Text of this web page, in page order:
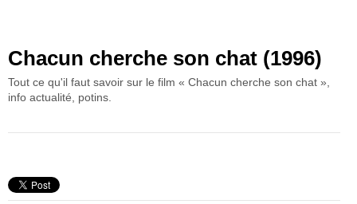
Chacun cherche son chat (1996)
Tout ce qu'il faut savoir sur le film « Chacun cherche son chat »,
info actualité, potins.